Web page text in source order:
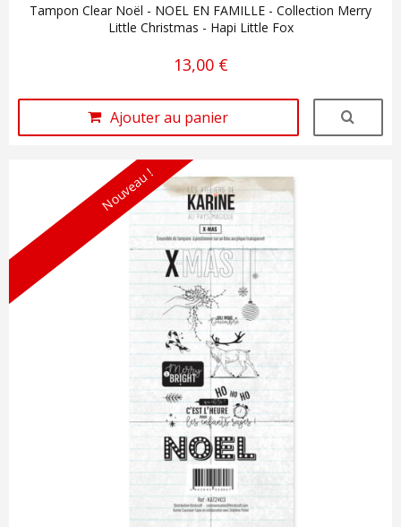
Tampon Clear Noël - NOEL EN FAMILLE - Collection Merry
Little Christmas - Hapi Little Fox
13,00 €
Ajouter au panier
Nouveau !